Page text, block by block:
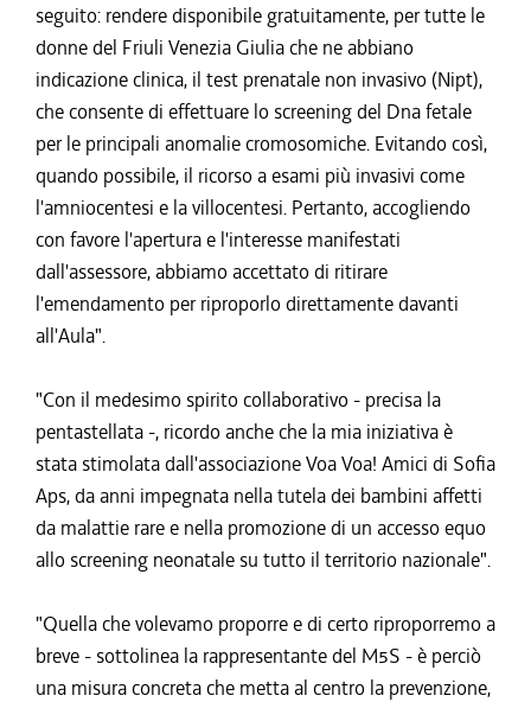
seguito: rendere disponibile gratuitamente, per tutte le
donne del Friuli Venezia Giulia che ne abbiano
indicazione clinica, il test prenatale non invasivo (Nipt),
che consente di effettuare lo screening del Dna fetale
per le principali anomalie cromosomiche. Evitando così,
quando possibile, il ricorso a esami più invasivi come
l'amniocentesi e la villocentesi. Pertanto, accogliendo
con favore l'apertura e l'interesse manifestati
dall'assessore, abbiamo accettato di ritirare
l'emendamento per riproporlo direttamente davanti
all'Aula".
"Con il medesimo spirito collaborativo - precisa la
pentastellata -, ricordo anche che la mia iniziativa è
stata stimolata dall'associazione Voa Voa! Amici di Sofia
Aps, da anni impegnata nella tutela dei bambini affetti
da malattie rare e nella promozione di un accesso equo
allo screening neonatale su tutto il territorio nazionale".
"Quella che volevamo proporre e di certo riproporremo a
breve - sottolinea la rappresentante del M5S - è perciò
una misura concreta che metta al centro la prevenzione,